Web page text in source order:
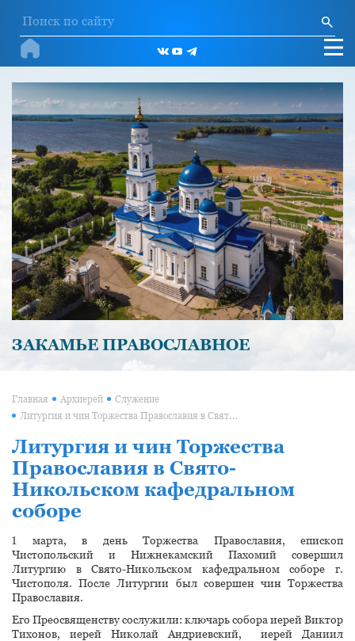
ЗАКАМЬЕ ПРАВОСЛАВНОЕ
Главная Архиерей Служение
Литургия и чин Торжества Православия в Свято-Никольском кафедральном соборе
Литургия и чин Торжества
Православия в Свято-
Никольском кафедральном
соборе
1 марта, в день Торжества Православия, епископ
Чистопольский и Нижнекамский Пахомий совершил
Литургию в Свято-Никольском кафедральном соборе г.
Чистополя. После Литургии был совершен чин Торжества
Православия.
Его Преосвященству сослужили: ключарь собора иерей Виктор
Тихонов, иерей Николай Андриевский, иерей Даниил